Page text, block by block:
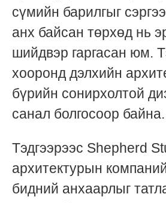
сүмийн барилгыг
анх байсан төрхөд нь
шийдвэр гаргасан юм.
хооронд дэлхийн
бүрийн сонирхолтой
санал болгосоор байна.
Тэдгээрээс Shepherd
архитектурын
бидний анхаарлыг